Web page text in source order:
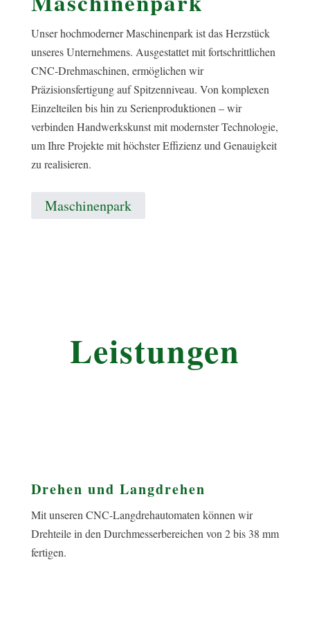
Unser hochmoderner Maschinenpark ist das Herzstück
unseres Unternehmens. Ausgestattet mit fortschrittlichen
CNC-Drehmaschinen, ermöglichen wir
Präzisionsfertigung auf Spitzenniveau. Von komplexen
Einzelteilen bis hin zu Serienproduktionen – wir
verbinden Handwerkskunst mit modernster Technologie,
um Ihre Projekte mit höchster Effizienz und Genauigkeit
zu realisieren.
Maschinenpark
Leistungen
Drehen und Langdrehen
Mit unseren CNC-Langdrehautomaten können wir
Drehteile in den Durchmesserbereichen von 2 bis 38 mm
fertigen.